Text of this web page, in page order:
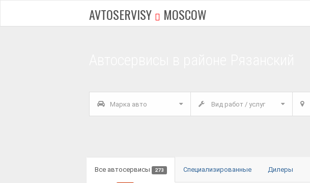
AVTOSERVISY MOSCOW
Марка авто Вид работ / услуг
Все автосервисы 273 Специализированные Дилеры